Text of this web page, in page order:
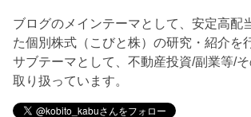
ブログのメインテーマとして、安定高配
た個別株式（こびと株）の研究・紹介を
サブテーマとして、不動産投資/副業等/
取り扱っています。